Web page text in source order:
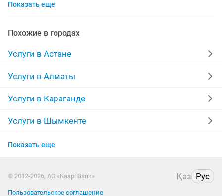
москитные сетки
грузоперевозки газель
реставрация мебели
сборка мебели ремонт
дизайн материнская плата
укладка ламината
Показать еще
Похожие в городах
Услуги в Астане
Услуги в Алматы
Услуги в Караганде
Услуги в Шымкенте
Услуги в Усть-Каменогорске
Услуги в Костанае
Показать еще
© 2012-2026, АО «Kaspi Bank» Қаз Рус
Пользовательское соглашение